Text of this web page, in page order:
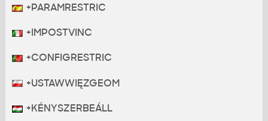
+PARAMRESTRIC
+IMPOSTVINC
+CONFIGRESTRIC
+USTAWWIĘZGEOM
+KÉNYSZERBEÁLL